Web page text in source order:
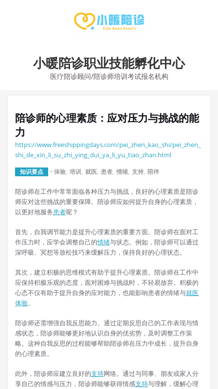
小暖陪诊职业技能孵化中心
医疗陪诊顾问/陪诊师培训考试报名机构
陪诊师的心理素质：应对压力与挑战的能
力
https://www.freeshippingdays.com/pei_zhen_kao_shi/pei_zhen_
shi_de_xin_li_su_zhi_ying_dui_ya_li_yu_tiao_zhan.html
知识要点 >体验, 培训, 就医, 患者, 情绪, 支持, 陪伴
陪诊师在工作中常常面临各种压力与挑战，良好的心理素质是陪诊
师应对这些挑战的重要保障。陪诊师应如何提升自身的心理素质，
以更好地服务患者呢？
首先，自我调节能力是提升心理素质的重要方面。陪诊师在面对工
作压力时，应学会调整自己的情绪与状态。例如，陪诊师可以通过
深呼吸、冥想等放松技巧来缓解压力，保持良好的心理状态。
其次，建立积极的思维模式有助于提升心理素质。陪诊师在工作中
应保持积极乐观的态度，面对困难与挑战时，不轻易放弃。积极的
心态不仅有助于提升自身的应对能力，也能影响患者的情绪与就医
体验。
陪诊师还需增强自我反思能力。通过定期反思自己的工作表现与情
感状态，陪诊师能够更好地认识自身的优劣势，及时调整工作策
略。这种自我反思的过程能够帮助陪诊师在压力中成长，提升自身
的心理素质。
此外，陪诊师应建立良好的支持网络。通过与同事、朋友或家人分
享自己的情感与压力，陪诊师能够获得情感支持与理解，缓解心理